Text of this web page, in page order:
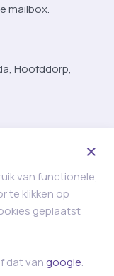
en winter
worden
mailbox.
Hoofddorp,
van functionele,
te klikken op
geplaatst
dat van google.